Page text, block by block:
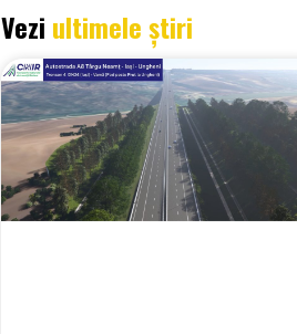
Vezi ultimele știri